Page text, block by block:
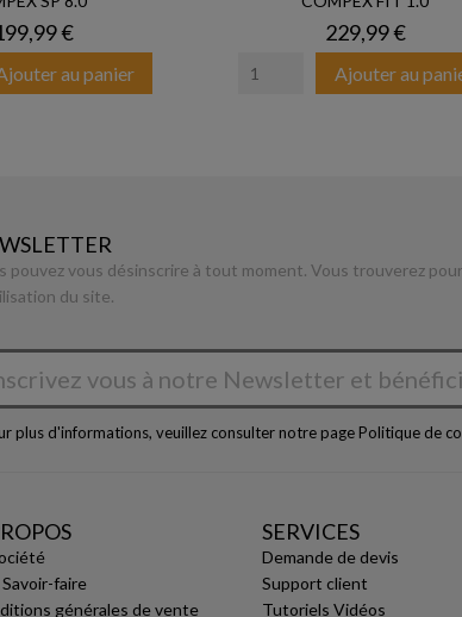
€
au panier
Prix
229,99 €
Ajouter au
pouvez vous désinscrire à tout moment. Vous trouverez
du site.
plus d'informations, veuillez consulter notre page Politique de
faire
générales de vente
SERVICES
Demande de devis
Support client
Tutoriels Vidéos